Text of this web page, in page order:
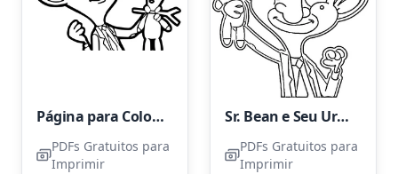
Página para Colorir do Mr. Bean
PDFs Gratuitos para
Imprimir
Sr. Bean e Seu Ursinho
PDFs Gratuitos para
Imprimir